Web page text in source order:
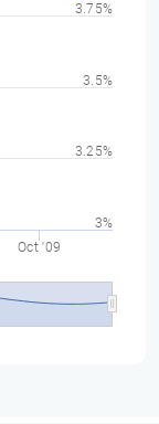
Oct '09
3%
3.25%
3.5%
3.75%